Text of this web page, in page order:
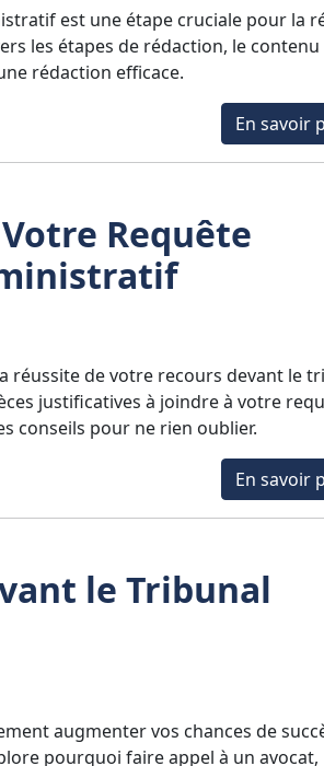
est une étape cruciale pour la
les étapes de rédaction, le contenu
rédaction efficace.
En savoir
Requête
réussite de votre recours devant le
justificatives à joindre à votre
conseils pour ne rien oublier.
En savoir
le Tribunal
augmenter vos chances de
pourquoi faire appel à un avocat,